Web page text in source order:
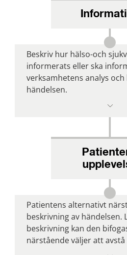
Beskriv hur hälso-och
informerats eller ska
verksamhetens analys
händelsen.
Patientens alternativt
beskrivning av händelsen.
beskrivning kan den
närstående väljer att